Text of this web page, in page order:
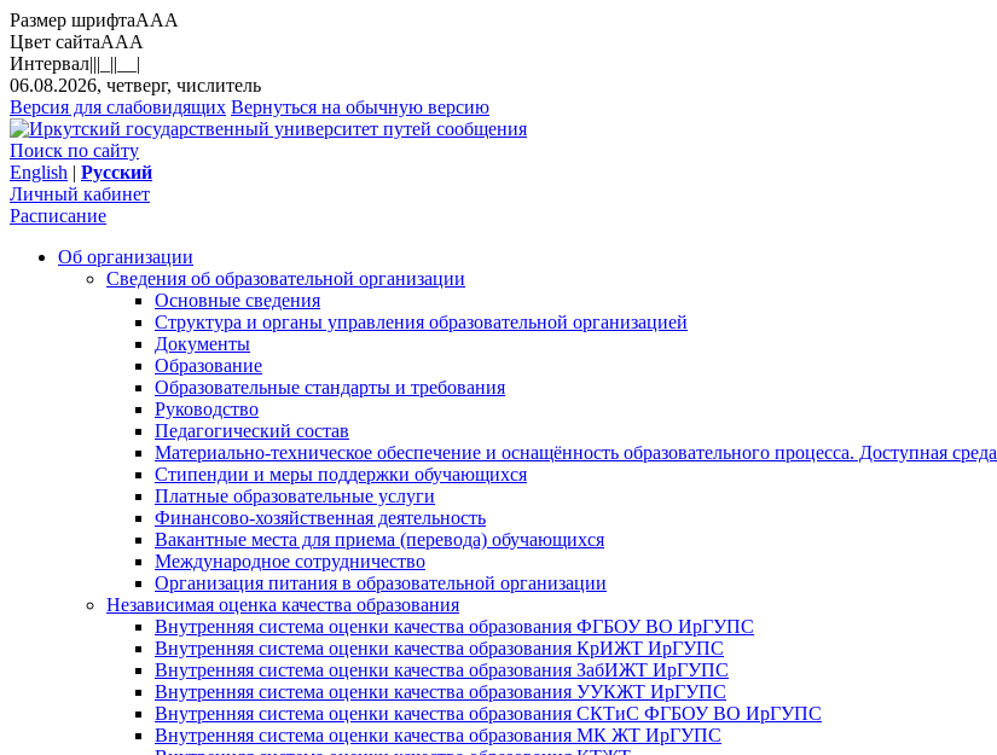
Размер шрифтаAAA
Цвет сайтаAAA
Интервал|||_||__|
06.08.2026, четверг, числитель
Версия для слабовидящих Вернуться на обычную версию
Поиск по сайту
English | Русский
Личный кабинет
Расписание
Об организации
Сведения об образовательной организации
Основные сведения
Структура и органы управления образовательной организацией
Документы
Образование
Образовательные стандарты и требования
Руководство
Педагогический состав
Материально-техническое обеспечение и оснащённость образовательного процесса. Доступная среда
Стипендии и меры поддержки обучающихся
Платные образовательные услуги
Финансово-хозяйственная деятельность
Вакантные места для приема (перевода) обучающихся
Международное сотрудничество
Организация питания в образовательной организации
Независимая оценка качества образования
Внутренняя система оценки качества образования ФГБОУ ВО ИрГУПС
Внутренняя система оценки качества образования КрИЖТ ИрГУПС
Внутренняя система оценки качества образования ЗабИЖТ ИрГУПС
Внутренняя система оценки качества образования УУКЖТ ИрГУПС
Внутренняя система оценки качества образования СКТиС ФГБОУ ВО ИрГУПС
Внутренняя система оценки качества образования МК ЖТ ИрГУПС